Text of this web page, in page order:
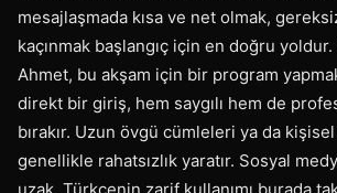
mesajlaşmada kısa ve net olmak,
kaçınmak başlangıç için en doğru yoldur.
Ahmet, bu akşam için bir program
direkt bir giriş, hem saygılı hem de
bırakır. Uzun övgü cümleleri ya da
genellikle rahatsızlık yaratır. Sosyal